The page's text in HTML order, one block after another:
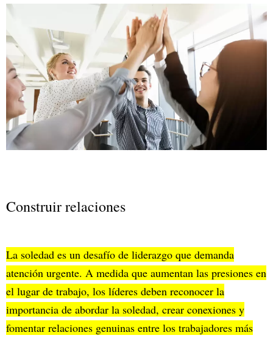
Construir relaciones
La soledad es un desafío de liderazgo que demanda
atención urgente. A medida que aumentan las presiones en
el lugar de trabajo, los líderes deben reconocer la
importancia de abordar la soledad, crear conexiones y
fomentar relaciones genuinas entre los trabajadores más